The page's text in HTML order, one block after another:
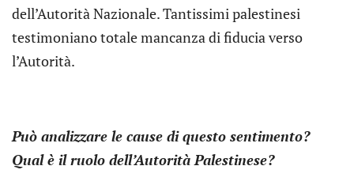
dell’Autorità Nazionale. Tantissimi palestinesi
testimoniano totale mancanza di fiducia verso
l’Autorità.
Può analizzare le cause di questo sentimento?
Qual è il ruolo dell’Autorità Palestinese?